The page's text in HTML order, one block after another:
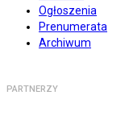
Ogłoszenia
Prenumerata
Archiwum
PARTNERZY